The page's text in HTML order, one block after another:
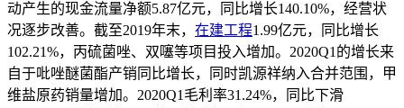
动产生的现金流量净额5.87亿元，同比增长140.10%，经营状
况逐步改善。截至2019年末， 在建工程1.99亿元，同比增长
102.21%，丙硫菌唑、双噻等项目投入增加。2020Q1的增长来
自于吡唑醚菌酯产销同比增长，同时凯源祥纳入合并范围，甲
维盐原药销量增加。2020Q1毛利率31.24%，同比下滑